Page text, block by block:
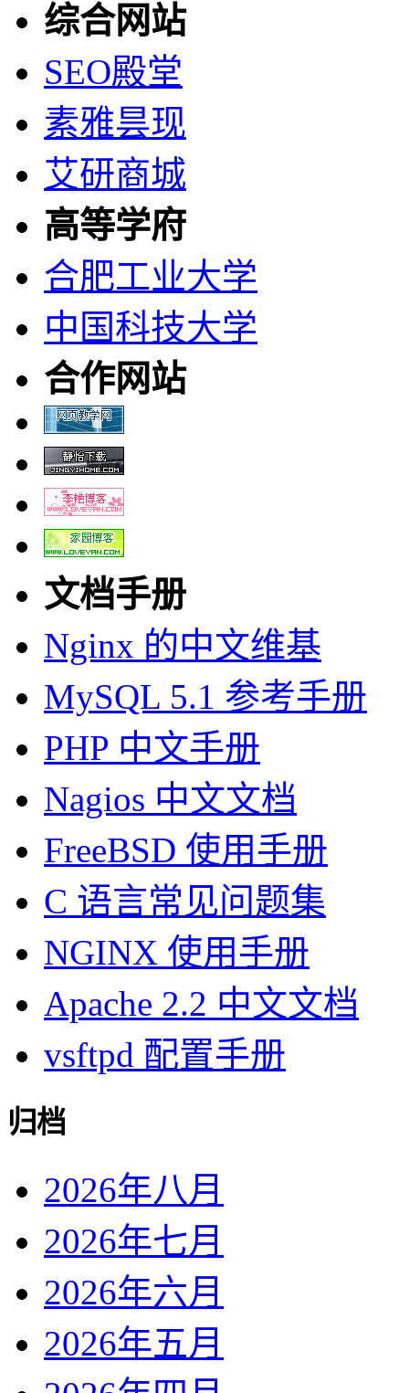
综合网站
SEO殿堂
素雅昙现
艾研商城
高等学府
合肥工业大学
中国科技大学
合作网站
文档手册
Nginx 的中文维基
MySQL 5.1 参考手册
PHP 中文手册
Nagios 中文文档
FreeBSD 使用手册
C 语言常见问题集
NGINX 使用手册
Apache 2.2 中文文档
vsftpd 配置手册
归档
2026年八月
2026年七月
2026年六月
2026年五月